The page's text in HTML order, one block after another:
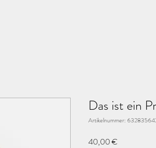
Das ist ein
Artikelnummer:
40,00 €